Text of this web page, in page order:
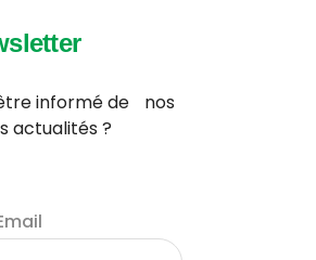
informé de nos
actualités ?